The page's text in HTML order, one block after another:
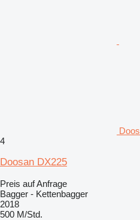
4
Doosan DX225
Preis auf Anfrage
Bagger - Kettenbagger
2018
500 M/Std.